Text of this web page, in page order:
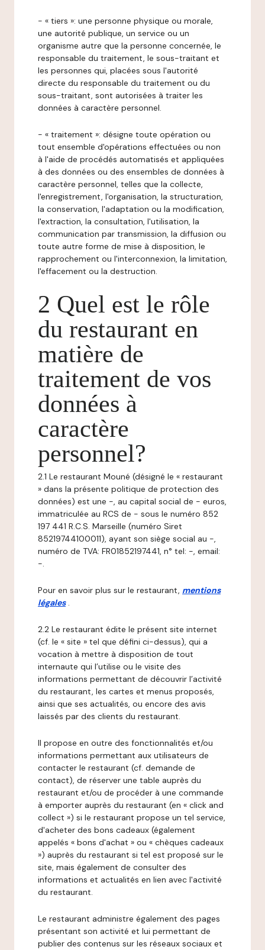
- « tiers »: une personne physique ou morale,
une autorité publique, un service ou un
organisme autre que la personne concernée, le
responsable du traitement, le sous-traitant et
les personnes qui, placées sous l'autorité
directe du responsable du traitement ou du
sous-traitant, sont autorisées à traiter les
données à caractère personnel.
- « traitement »: désigne toute opération ou
tout ensemble d'opérations effectuées ou non
à l'aide de procédés automatisés et appliquées
à des données ou des ensembles de données à
caractère personnel, telles que la collecte,
l'enregistrement, l'organisation, la structuration,
la conservation, l'adaptation ou la modification,
l'extraction, la consultation, l'utilisation, la
communication par transmission, la diffusion ou
toute autre forme de mise à disposition, le
rapprochement ou l'interconnexion, la limitation,
l'effacement ou la destruction.
2 Quel est le rôle
du restaurant en
matière de
traitement de vos
données à
caractère
personnel?
2.1 Le restaurant Mouné (désigné le « restaurant
» dans la présente politique de protection des
données) est une -, au capital social de - euros,
immatriculée au RCS de - sous le numéro 852
197 441 R.C.S. Marseille (numéro Siret
85219744100011), ayant son siège social au -,
numéro de TVA: FR01852197441, n° tel: -, email:
-.
Pour en savoir plus sur le restaurant, mentions
légales .
2.2 Le restaurant édite le présent site internet
(cf. le « site » tel que défini ci-dessus), qui a
vocation à mettre à disposition de tout
internaute qui l’utilise ou le visite des
informations permettant de découvrir l’activité
du restaurant, les cartes et menus proposés,
ainsi que ses actualités, ou encore des avis
laissés par des clients du restaurant.
Il propose en outre des fonctionnalités et/ou
informations permettant aux utilisateurs de
contacter le restaurant (cf. demande de
contact), de réserver une table auprès du
restaurant et/ou de procéder à une commande
à emporter auprès du restaurant (en « click and
collect ») si le restaurant propose un tel service,
d'acheter des bons cadeaux (également
appelés « bons d'achat » ou « chèques cadeaux
») auprès du restaurant si tel est proposé sur le
site, mais également de consulter des
informations et actualités en lien avec l'activité
du restaurant.
Le restaurant administre également des pages
présentant son activité et lui permettant de
publier des contenus sur les réseaux sociaux et